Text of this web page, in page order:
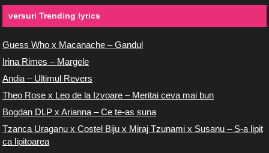
versuri Trending lyrics
Guess Who x Macanache – Gandul
Irina Rimes – Margele
Andia – Ultimul Revers
Theo Rose x Leo de la Izvoare – Meritai ceva mai bun
Bogdan DLP x Arianna – Ce te-as suna
Tzanca Uraganu x Costel Biju x Miraj Tzunami x Susanu – S-a lipit
ca lipitoarea